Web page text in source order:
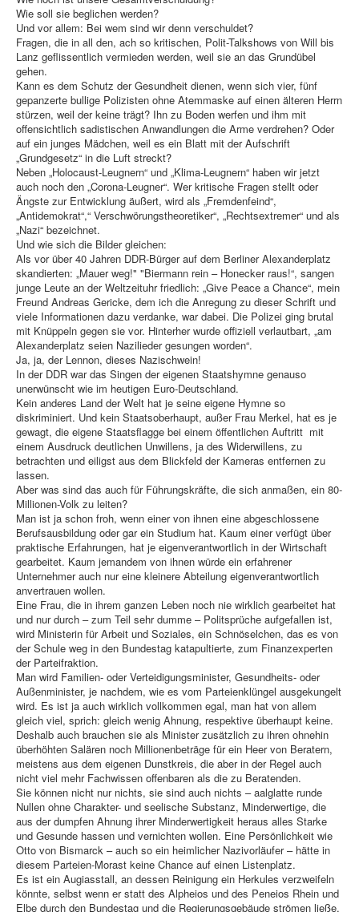
Wie soll sie beglichen werden?
Und vor allem: Bei wem sind wir denn verschuldet?
Fragen, die in all den, ach so kritischen, Polit-Talkshows von Will bis
Lanz geflissentlich vermieden werden, weil sie an das Grundübel
gehen.
Kann es dem Schutz der Gesundheit dienen, wenn sich vier, fünf
gepanzerte bullige Polizisten ohne Atemmaske auf einen älteren Herrn
stürzen, weil der keine trägt? Ihn zu Boden werfen und ihm mit
offensichtlich sadistischen Anwandlungen die Arme verdrehen? Oder
auf ein junges Mädchen, weil es ein Blatt mit der Aufschrift
„Grundgesetz“ in die Luft streckt?
Neben „Holocaust-Leugnern“ und „Klima-Leugnern“ haben wir jetzt
auch noch den „Corona-Leugner“. Wer kritische Fragen stellt oder
Ängste zur Entwicklung äußert, wird als „Fremdenfeind“,
„Antidemokrat“,“ Verschwörungstheoretiker“, „Rechtsextremer“ und als
„Nazi“ bezeichnet.
Und wie sich die Bilder gleichen:
Als vor über 40 Jahren DDR-Bürger auf dem Berliner Alexanderplatz
skandierten: „Mauer weg!" "Biermann rein – Honecker raus!“, sangen
junge Leute an der Weltzeituhr friedlich: „Give Peace a Chance“, mein
Freund Andreas Gericke, dem ich die Anregung zu dieser Schrift und
viele Informationen dazu verdanke, war dabei. Die Polizei ging brutal
mit Knüppeln gegen sie vor. Hinterher wurde offiziell verlautbart, „am
Alexanderplatz seien Nazilieder gesungen worden“.
Ja, ja, der Lennon, dieses Nazischwein!
In der DDR war das Singen der eigenen Staatshymne genauso
unerwünscht wie im heutigen Euro-Deutschland.
Kein anderes Land der Welt hat je seine eigene Hymne so
diskriminiert. Und kein Staatsoberhaupt, außer Frau Merkel, hat es je
gewagt, die eigene Staatsflagge bei einem öffentlichen Auftritt mit
einem Ausdruck deutlichen Unwillens, ja des Widerwillens, zu
betrachten und eiligst aus dem Blickfeld der Kameras entfernen zu
lassen.
Aber was sind das auch für Führungskräfte, die sich anmaßen, ein 80-
Millionen-Volk zu leiten?
Man ist ja schon froh, wenn einer von ihnen eine abgeschlossene
Berufsausbildung oder gar ein Studium hat. Kaum einer verfügt über
praktische Erfahrungen, hat je eigenverantwortlich in der Wirtschaft
gearbeitet. Kaum jemandem von ihnen würde ein erfahrener
Unternehmer auch nur eine kleinere Abteilung eigenverantwortlich
anvertrauen wollen.
Eine Frau, die in ihrem ganzen Leben noch nie wirklich gearbeitet hat
und nur durch – zum Teil sehr dumme – Politsprüche aufgefallen ist,
wird Ministerin für Arbeit und Soziales, ein Schnöselchen, das es von
der Schule weg in den Bundestag katapultierte, zum Finanzexperten
der Parteifraktion.
Man wird Familien- oder Verteidigungsminister, Gesundheits- oder
Außenminister, je nachdem, wie es vom Parteienklüngel ausgekungelt
wird. Es ist ja auch wirklich vollkommen egal, man hat von allem
gleich viel, sprich: gleich wenig Ahnung, respektive überhaupt keine.
Deshalb auch brauchen sie als Minister zusätzlich zu ihren ohnehin
überhöhten Salären noch Millionenbeträge für ein Heer von Beratern,
meistens aus dem eigenen Dunstkreis, die aber in der Regel auch
nicht viel mehr Fachwissen offenbaren als die zu Beratenden.
Sie können nicht nur nichts, sie sind auch nichts – aalglatte runde
Nullen ohne Charakter- und seelische Substanz, Minderwertige, die
aus der dumpfen Ahnung ihrer Minderwertigkeit heraus alles Starke
und Gesunde hassen und vernichten wollen. Eine Persönlichkeit wie
Otto von Bismarck – auch so ein heimlicher Nazivorläufer – hätte in
diesem Parteien-Morast keine Chance auf einen Listenplatz.
Es ist ein Augiasstall, an dessen Reinigung ein Herkules verzweifeln
könnte, selbst wenn er statt des Alpheios und des Peneios Rhein und
Elbe durch den Bundestag und die Regierungsgebäude strömen ließe.